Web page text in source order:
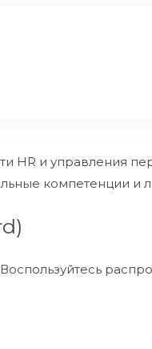
HR и управления
компетенции и